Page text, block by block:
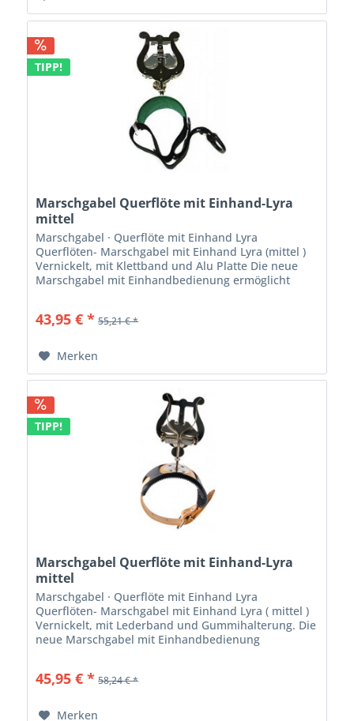
TIPP!
Marschgabel Querflöte mit Einhand-Lyra
mittel
Marschgabel · Querflöte mit Einhand Lyra
Querflöten- Marschgabel mit Einhand Lyra (mittel )
Vernickelt, mit Klettband und Alu Platte Die neue
Marschgabel mit Einhandbedienung ermöglicht
43,95 € * 55,21 € *
Merken
TIPP!
Marschgabel Querflöte mit Einhand-Lyra
mittel
Marschgabel · Querflöte mit Einhand Lyra
Querflöten- Marschgabel mit Einhand Lyra ( mittel )
Vernickelt, mit Lederband und Gummihalterung. Die
neue Marschgabel mit Einhandbedienung
45,95 € * 58,24 € *
Merken